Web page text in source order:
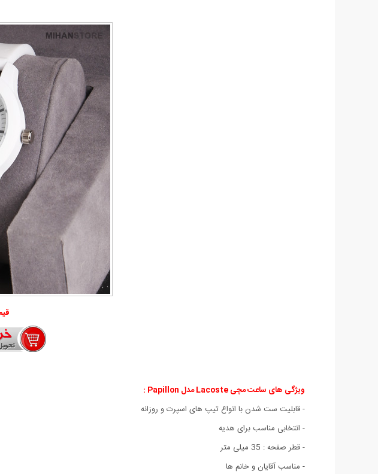
ویژگی های ساعت مچی Lacoste مدل Papillon :
- قابلیت ست شدن با انواع تیپ های اسپرت و روزانه
- انتخابی مناسب برای هدیه
- قطر صفحه : 35 میلی متر
- مناسب آقایان و خانم ها